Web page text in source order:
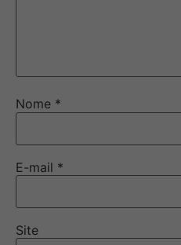
Nome *
E-mail *
Site